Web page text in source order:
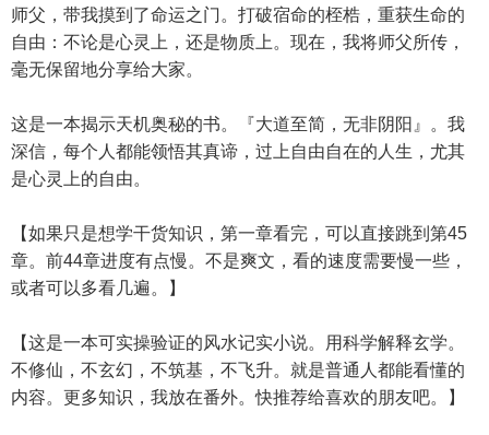
师父，带我摸到了命运之门。打破宿命的桎梏，重获生命的
自由：不论是心灵上，还是物质上。现在，我将师父所传，
毫无保留地分享给大家。
这是一本揭示天机奥秘的书。『大道至简，无非阴阳』。我
深信，每个人都能领悟其真谛，过上自由自在的人生，尤其
是心灵上的自由。
【如果只是想学干货知识，第一章看完，可以直接跳到第45
章。前44章进度有点慢。不是爽文，看的速度需要慢一些，
或者可以多看几遍。】
【这是一本可实操验证的风水记实小说。用科学解释玄学。
不修仙，不玄幻，不筑基，不飞升。就是普通人都能看懂的
内容。更多知识，我放在番外。快推荐给喜欢的朋友吧。】